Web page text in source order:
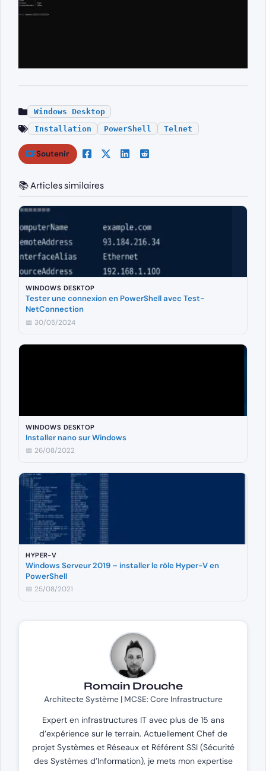
Windows Desktop
Installation
PowerShell Telnet
Soutenir
📚 Articles similaires
WINDOWS DESKTOP
Tester une connexion en PowerShell avec Test-
NetConnection
📅 30/05/2024
WINDOWS DESKTOP
Installer nano sur Windows
📅 26/08/2022
HYPER-V
Windows Serveur 2019 – installer le rôle Hyper-V en
PowerShell
📅 25/08/2021
Romain Drouche
Architecte Système | MCSE: Core Infrastructure
Expert en infrastructures IT avec plus de 15 ans
d’expérience sur le terrain. Actuellement Chef de
projet Systèmes et Réseaux et Référent SSI (Sécurité
des Systèmes d’Information), je mets mon expertise